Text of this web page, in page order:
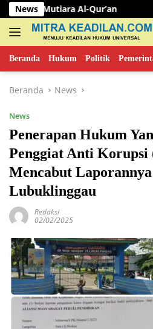
Langsung
ke
konten
News
Al-Qur’an TIM MINI
Beranda Hukum Politik
Beranda News
News
Penerapan Hukum
Penggiat Anti Korupsi
Mencabut
Lubuklinggau
Redaksi
02/02/2025